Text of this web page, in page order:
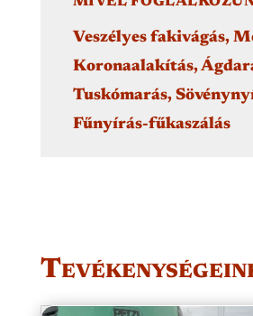
Veszélyes fakivágás,
Koronaalakítás,
Tuskómarás,
Fűnyírás-fűkaszálás